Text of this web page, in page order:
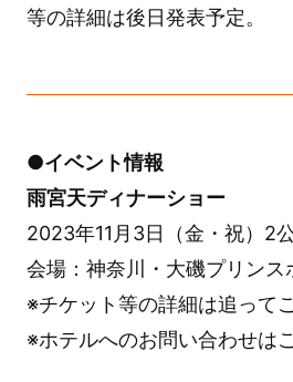
等の詳細は後日発表予定。
●イベント情報
雨宮天ディナーショー
2023年11月3日（金・祝）2
会場：神奈川・大磯プリンス
※チケット等の詳細は追って
※ホテルへのお問い合わせは